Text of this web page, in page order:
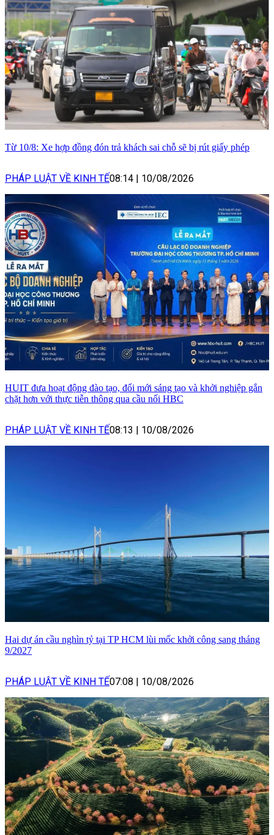
Từ 10/8: Xe hợp đồng đón trả khách sai chỗ sẽ bị rút giấy phép
PHÁP LUẬT VỀ KINH TẾ08:14 10/08/2026
HUIT đưa hoạt động đào tạo, đổi mới sáng tạo và khởi nghiệp gắn
chặt hơn với thực tiễn thông qua cầu nối HBC
PHÁP LUẬT VỀ KINH TẾ08:13 10/08/2026
Hai dự án cầu nghìn tỷ tại TP HCM lùi mốc khởi công sang tháng
9/2027
PHÁP LUẬT VỀ KINH TẾ07:08 10/08/2026